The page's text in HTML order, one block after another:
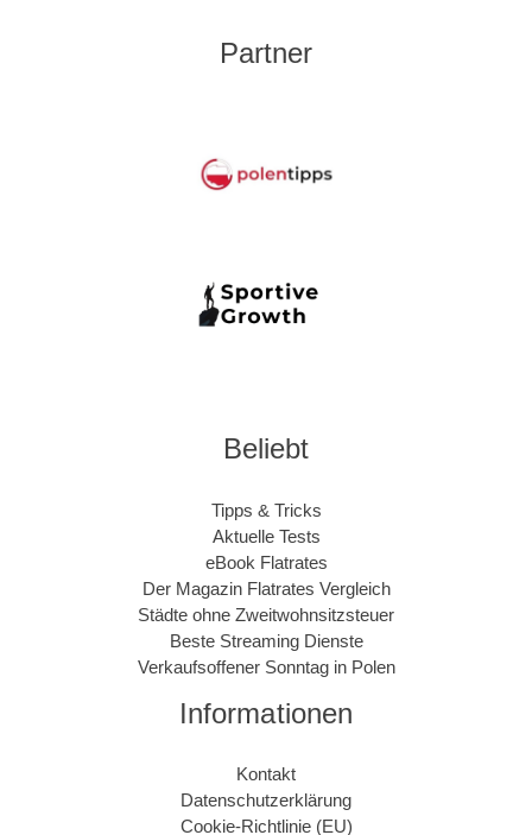
Partner
Beliebt
Tipps & Tricks
Aktuelle Tests
eBook Flatrates
Der Magazin Flatrates Vergleich
Städte ohne Zweitwohnsitzsteuer
Beste Streaming Dienste
Verkaufsoffener Sonntag in Polen
Informationen
Kontakt
Datenschutzerklärung
Cookie-Richtlinie (EU)